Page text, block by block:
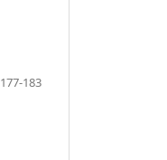
177-183